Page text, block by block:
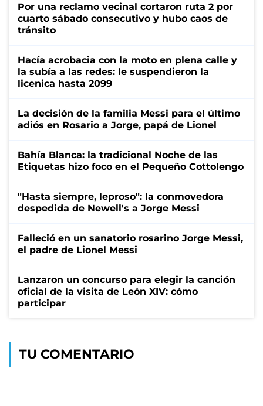
Por una reclamo vecinal cortaron ruta 2 por
cuarto sábado consecutivo y hubo caos de
tránsito
Hacía acrobacia con la moto en plena calle y
la subía a las redes: le suspendieron la
licenica hasta 2099
La decisión de la familia Messi para el último
adiós en Rosario a Jorge, papá de Lionel
Bahía Blanca: la tradicional Noche de las
Etiquetas hizo foco en el Pequeño Cottolengo
"Hasta siempre, leproso": la conmovedora
despedida de Newell's a Jorge Messi
Falleció en un sanatorio rosarino Jorge Messi,
el padre de Lionel Messi
Lanzaron un concurso para elegir la canción
oficial de la visita de León XIV: cómo
participar
TU COMENTARIO